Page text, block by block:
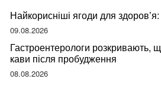
Найкорисніші ягоди для здоров’я:
09.08.2026
Гастроентерологи розкривають,
кави після пробудження
08.08.2026